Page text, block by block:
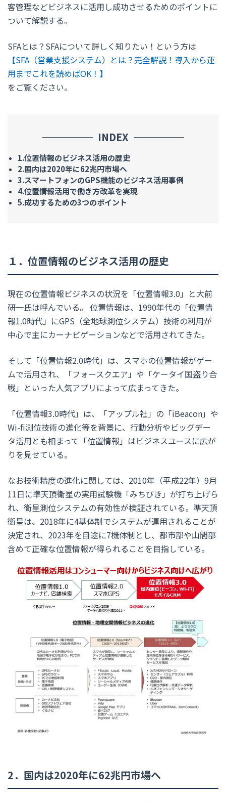
客管理などビジネスに活用し成功させるためのポイントに
ついて解説する。
SFAとは？SFAについて詳しく知りたい！という方は
【SFA（営業支援システム）とは？完全解説！導入から運
用までこれを読めばOK！】
をご覧ください。
INDEX
1.位置情報のビジネス活用の歴史
2.国内は2020年に62兆円市場へ
3.スマートフォンのGPS機能のビジネス活用事例
4.位置情報活用で働き方改革を実現
5.成功するための3つのポイント
１．位置情報のビジネス活用の歴史
現在の位置情報ビジネスの状況を「位置情報3.0」と大前
研一氏は呼んでいる。 位置情報は、1990年代の「位置情
報1.0時代」にGPS（全地球測位システム）技術の利用が
中心で主にカーナビゲーションなどで活用されてきた。
そして「位置情報2.0時代」は、スマホの位置情報がゲー
ムで活用され、「フォースクエア」や「ケータイ国盗り合
戦」といった人気アプリによって広まってきた。
「位置情報3.0時代」は、「アップル社」の「iBeacon」や
Wi-fi測位技術の進化等を背景に、行動分析やビッグデー
タ活用とも相まって「位置情報」はビジネスユースに広が
りを見せている。
なお技術精度の進化に関しては、2010年（平成22年）9月
11日に準天頂衛星の実用試験機「みちびき」が打ち上げら
れ、衛星測位システムの有効性が検証されている。準天頂
衛星は、2018年に4基体制でシステムが運用されることが
決定され、2023年を目途に7機体制とし、都市部や山間部
含めて正確な位置情報が得られることを目指している。
2．国内は2020年に62兆円市場へ